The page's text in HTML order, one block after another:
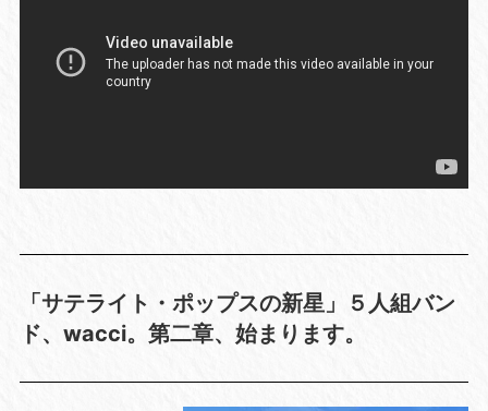
「サテライト・ポップスの新星」５人組バン
ド、wacci。第二章、始まります。